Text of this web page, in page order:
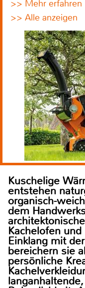
>> Mehr erfahren
>> Alle anzeigen
Kuschelige
entstehen
organisch-
dem
Kachelofen
Einklang mit
bereichern sie
persönliche